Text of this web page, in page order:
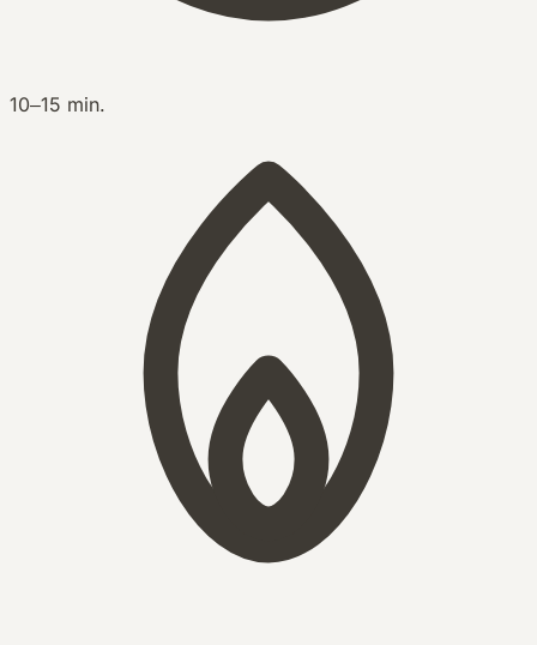
10–15 min.